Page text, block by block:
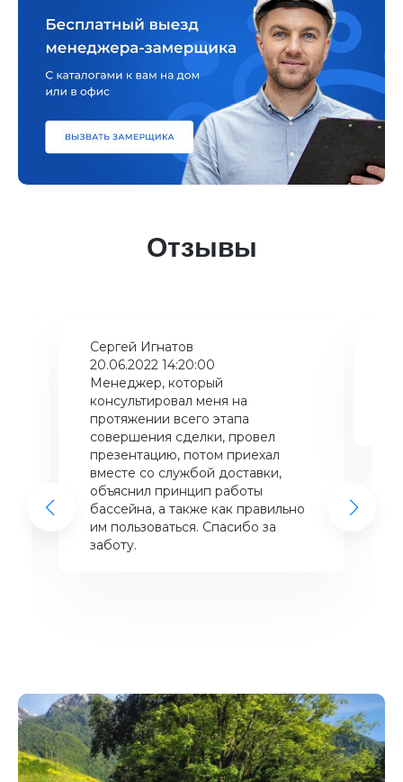
Отзывы
Сергей Игнатов
20.06.2022 14:20:00
Менеджер, который
консультировал меня на
протяжении всего этапа
совершения сделки, провел
презентацию, потом приехал
вместе со службой доставки,
объяснил принцип работы
бассейна, а также как правильно
им пользоваться. Спасибо за
заботу.